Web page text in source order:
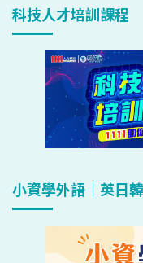
科技人才培訓課程
小資學外語｜英日